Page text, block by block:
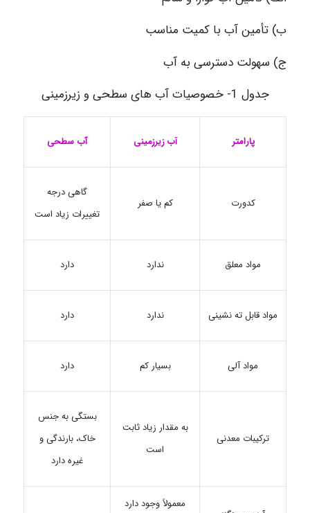
ب) تأمین آب با کمیت مناسب
ج) سهولت دسترسی به آب
جدول 1- خصوصیات آب های سطحی و زیرزمینی
پارامتر آب زیرزمینی آب سطحی
کدورت کم یا صفر
گاهی درجه
تغییرات زیاد است
مواد معلق ندارد دارد
مواد قابل ته نشینی ندارد دارد
مواد آلی بسیار کم دارد
ترکیبات معدنی
به مقدار زیاد ثابت
است
بستگی به جنس
خاک، بارندگی و
غیره دارد
معمولاً وجود دارد